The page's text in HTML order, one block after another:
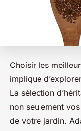
Choisir les
implique
La sélection
non seulement
de votre jardin.